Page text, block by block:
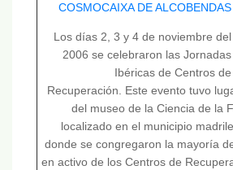
COSMOCAIXA DE ALCOBENDAS
Los días 2, 3 y 4 de noviembre del
2006 se celebraron las Jornadas
Ibéricas de Centros de
Recuperación. Este evento tuvo
del museo de la Ciencia de la
localizado en el municipio
donde se congregaron la mayoría
en activo de los Centros de